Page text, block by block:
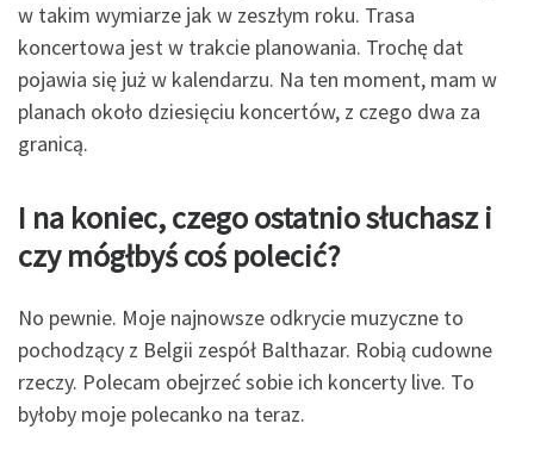
w takim wymiarze jak w zeszłym roku. Trasa
koncertowa jest w trakcie planowania. Trochę dat
pojawia się już w kalendarzu. Na ten moment, mam w
planach około dziesięciu koncertów, z czego dwa za
granicą.
I na koniec, czego ostatnio słuchasz i
czy mógłbyścoś polecić?
No pewnie. Moje najnowsze odkrycie muzyczne to
pochodzący z Belgii zespół Balthazar. Robią cudowne
rzeczy. Polecam obejrzeć sobie ich koncerty live. To
byłoby moje polecanko na teraz.